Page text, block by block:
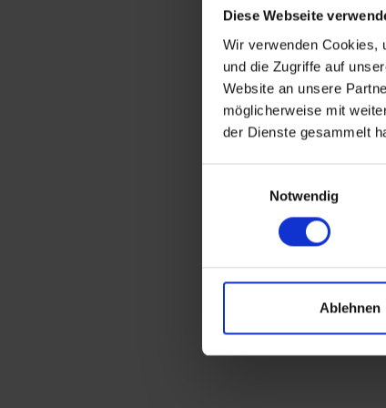
Diese Webseite
Wir verwenden Cookies,
und die Zugriffe auf
Website an unsere
möglicherweise mit
der Dienste gesammelt
Notwendig
Ablehnen